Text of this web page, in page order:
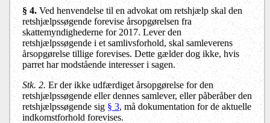
§ 4. Ved henvendelse til en advokat om retshjælp skal den
retshjælpssøgende forevise årsopgørelsen fra
skattemyndighederne for 2017. Lever den
retshjælpssøgende i et samlivsforhold, skal samleverens
årsopgørelse tillige forevises. Dette gælder dog ikke, hvis
parret har modstående interesser i sagen.
Stk. 2.Er der ikke udfærdiget årsopgørelse for den
retshjælpssøgende eller dennes samlever, eller påberåber den
retshjælpssøgende sig § 3, må dokumentation for de aktuelle
indkomstforhold forevises.